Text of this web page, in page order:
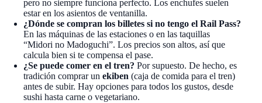
pero no siempre funciona perfecto. Los enchufes suelen
estar en los asientos de ventanilla.
¿Dónde se compran los billetes si no tengo el Rail Pass?
En las máquinas de las estaciones o en las taquillas
“Midori no Madoguchi”. Los precios son altos, así que
calcula bien si te compensa el pase.
¿Se puede comer en el tren? Por supuesto. De hecho, es
tradición comprar un ekiben (caja de comida para el tren)
antes de subir. Hay opciones para todos los gustos, desde
sushi hasta carne o vegetariano.